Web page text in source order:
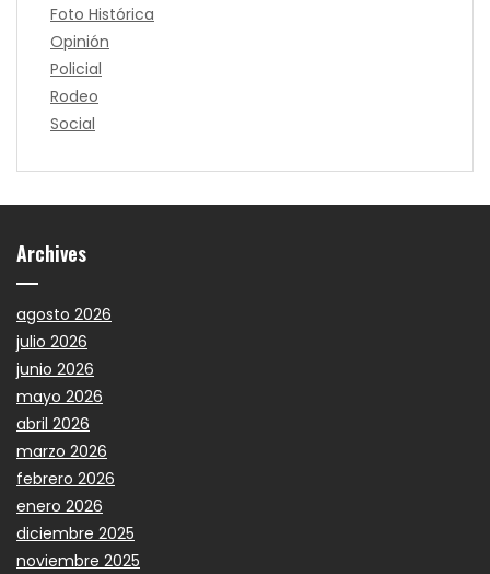
Foto Histórica
Opinión
Policial
Rodeo
Social
Archives
agosto 2026
julio 2026
junio 2026
mayo 2026
abril 2026
marzo 2026
febrero 2026
enero 2026
diciembre 2025
noviembre 2025